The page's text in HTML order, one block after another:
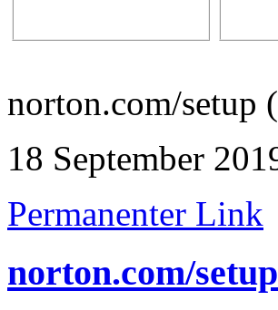
norton.com/setup
18 September
Permanenter Link
norton.com/setup